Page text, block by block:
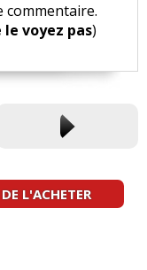
commentaire.
voyez pas)
L'ACHETER